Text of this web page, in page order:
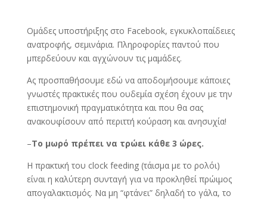
Ομάδες υποστήριξης στο Facebook, εγκυκλοπαίδειες
ανατροφής, σεμινάρια. Πληροφορίες παντού που
μπερδεύουν και αγχώνουν τις μαμάδες.
Ας προσπαθήσουμε εδώ να αποδομήσουμε κάποιες
γνωστές πρακτικές που ουδεμία σχέση έχουν με την
επιστημονική πραγματικότητα και που θα σας
ανακουφίσουν από περιττή κούραση και ανησυχία!
–Το μωρό πρέπει να τρώει κάθε 3 ώρες.
Η πρακτική του clock feeding (τάισμα με το ρολόι)
είναι η καλύτερη συνταγή για να προκληθεί πρώιμος
απογαλακτισμός. Να μη “φτάνει” δηλαδή το γάλα, το